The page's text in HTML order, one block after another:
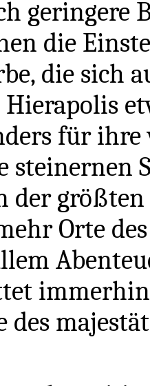
geringere
die
die sich
für
steinernen
der
Orte
des